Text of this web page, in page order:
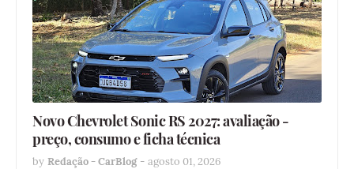
Novo Chevrolet Sonic RS 2027: avaliação -
preço, consumo e ficha técnica
by Redação - CarBlog - agosto 01, 2026